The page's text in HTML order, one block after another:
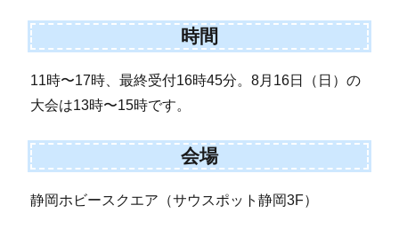
時間
11時〜17時、最終受付16時45分。8月16日（日）の
大会は13時〜15時です。
会場
静岡ホビースクエア（サウスポット静岡3F）